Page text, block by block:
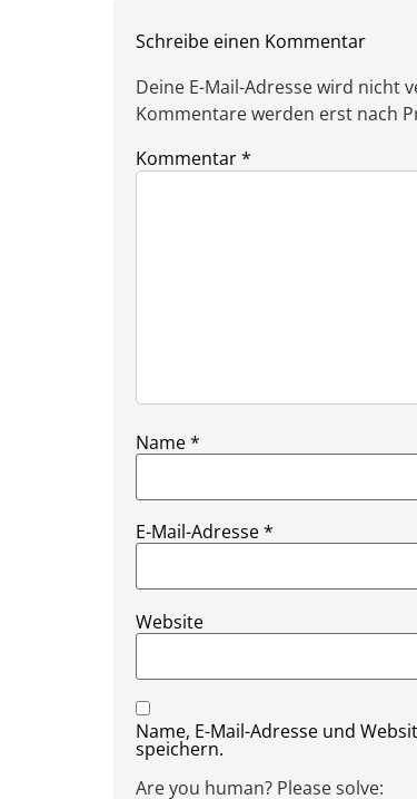
Schreibe einen Kommentar
Deine E-Mail-Adresse wird
Kommentare werden erst nach
Kommentar*
Name*
E-Mail-Adresse*
Website
Name, E-Mail-Adresse und
speichern.
Are you human? Please solve: